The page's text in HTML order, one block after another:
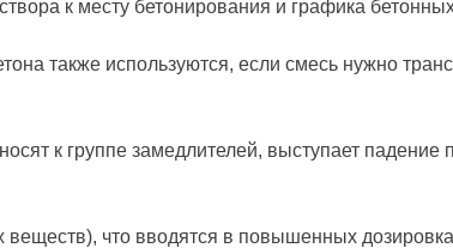
к месту бетонирования и графика
также используются, если смесь нужно
к группе замедлителей, выступает падение
что вводятся в повышенных